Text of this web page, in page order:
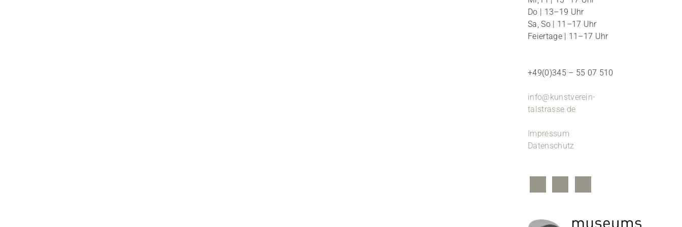
Do | 13–19 Uhr
Sa, So | 11–17 Uhr
Feiertage | 11–17 Uhr
+49(0)345 – 55 07 510
info@kunstverein-
talstrasse.de
Impressum
Datenschutz